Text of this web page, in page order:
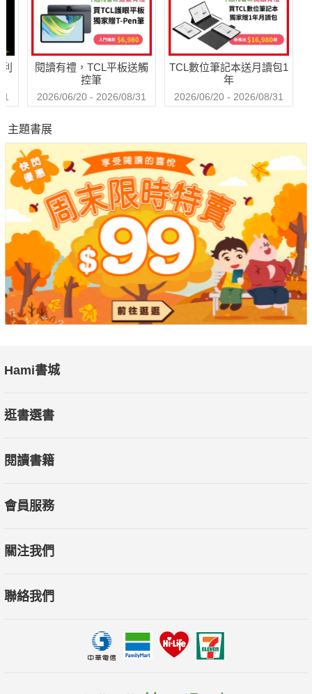
（例如：在簡報中發現漏洞、以一針見血的問題質疑他人）
東方人的謙讓美德、沉默是金的被動態度，在這裡反而會害了
你。
蘋果工程師常自嘲：自己主修的不是電機，是Keynote（簡報製
作軟體）。
他們的簡報哪裡不一樣？答案是，有核心資訊、圖表和顏色，
並謹守鐵則：主管在一張簡報上的注意力不會超過一分鐘。
蘋果人相信，很會製作報告資料的人，100％很有做事頭腦。
一流人才如何工作？不美化蘋果的成功，如實展示，
蘋果、Meta、海力士，二十年矽谷工程師，
揭開全球最神祕企業的內部運作機密。"
閱讀有禮，TCL平板送觸
控筆
2026/06/20 - 2026/08/31
TCL數位筆記本送月讀包1
年
2026/06/20 - 2026/08/31
主題書展
Hami書城
逛書選書
閱讀書籍
會員服務
關注我們
聯絡我們